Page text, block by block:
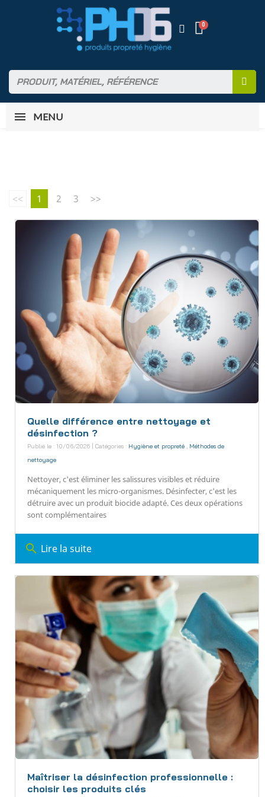
MENU
<< 1 2 3 >>
Quelle différence entre nettoyage et
désinfection ?
Publié le : 10/06/2026 | Catégories : Hygiène et propreté , Méthodes de
nettoyage
Nettoyer, c'est éliminer les salissures visibles et réduire
mécaniquement les micro-organismes. Désinfecter, c'est les
détruire avec un produit biocide adapté. Ces deux opérations
sont complémentaires
search Lire la suite
Maîtriser la désinfection professionnelle :
choisir les produits clés